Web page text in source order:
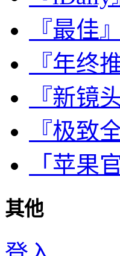
『最佳
『年终
『新镜
『极致
「苹果
其他